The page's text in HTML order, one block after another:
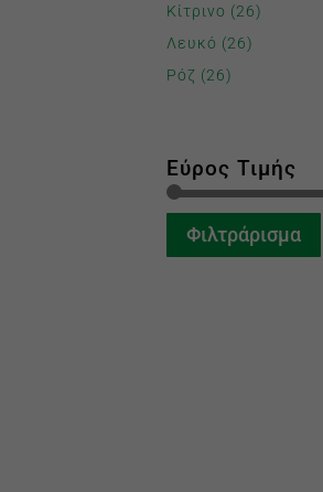
Κίτρινο (26)
Λευκό (26)
Ρόζ (26)
Εύρος Τιμής
Φιλτράρισμα